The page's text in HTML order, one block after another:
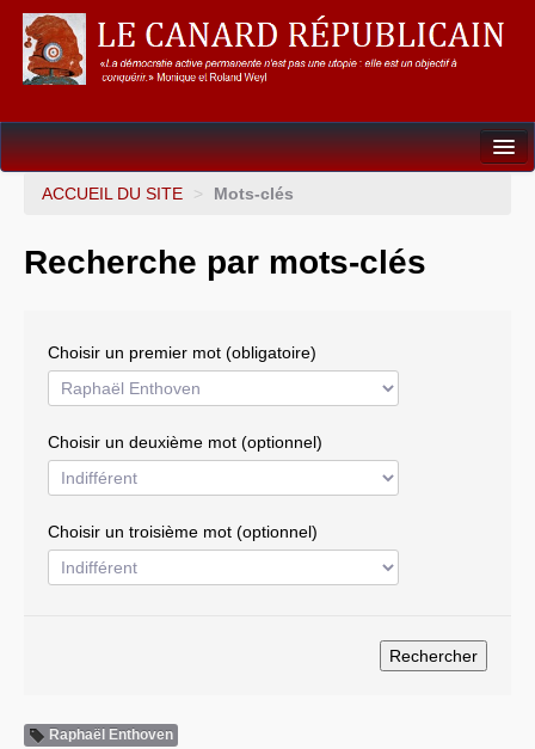
Dossiers
Gouvernance mondiale & mondialisation
Résistances
Systèmes & société sous contrôle
ACCUEIL DU SITE > Mots-clés
Recherche par mots-clés
Choisir un premier mot (obligatoire)
Choisir un deuxième mot (optionnel)
Choisir un troisième mot (optionnel)
Raphaël Enthoven